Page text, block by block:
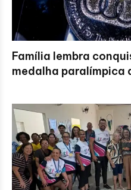
Família lembra
medalha paralímpica